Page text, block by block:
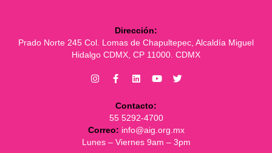
Dirección:
Prado Norte 245 Col. Lomas de Chapultepec, Alcaldía Miguel
Hidalgo CDMX, CP 11000. CDMX
Contacto:
55 5292-4700
Correo: info@aig.org.mx
Lunes – Viernes 9am – 3pm